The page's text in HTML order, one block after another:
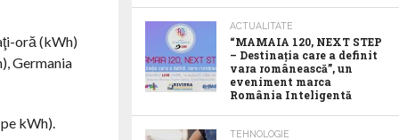
oră (kWh)
Germania
kWh).
ACTUALITATE
“MAMAIA 120, NEXT STEP
– Destinația care a definit
vara românească”, un
eveniment marca
România Inteligentă
TEHNOLOGIE